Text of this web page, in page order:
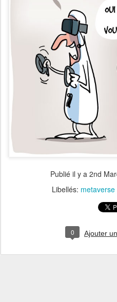
Publié il y a 2nd
Libellés: metaverse
0 Ajouter